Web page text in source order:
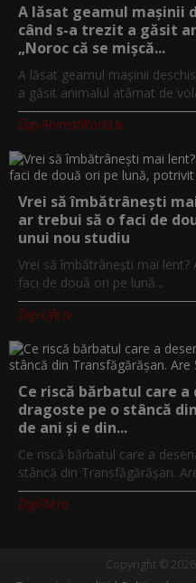
A lăsat geamul mașinii
când s-a trezit a găsit
„Noroc că se mișcă...
A lăsat geamul mașinii
a găsit animalul atârnat de
Digi-AnimalWorld.tv
Vrei să îmbătrânești
ar trebui să o faci de
unui nou studiu
Vrei să îmbătrânești mai
faci de două ori pe lună...
Digi-Life.tv
Ce riscă bărbatul care
dragoste pe o stâncă
de ani și e din...
Ce riscă bărbatul care a
stâncă din Transfăgărășan.
DigiFM.ro
Copyright © 2026